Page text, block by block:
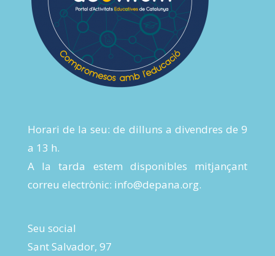
Horari de la seu: de dilluns a divendres de 9
a 13 h.
A la tarda estem disponibles mitjançant
correu electrònic: info@depana.org.
Seu social
Sant Salvador, 97